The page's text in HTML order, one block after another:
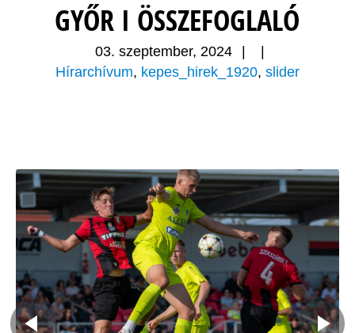
GYŐR I ÖSSZEFOGLALÓ
03. szeptember, 2024
Hírarchívum, kepes_hirek_1920, slider